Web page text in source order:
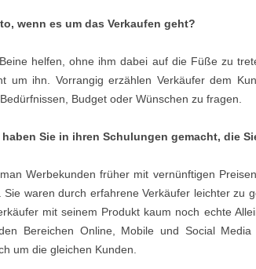
wenn es um das Verkaufen geht?
helfen, ohne ihm dabei auf die Füße zu
um ihn. Vorrangig erzählen Verkäufer dem
Budget oder Wünschen zu fragen.
Sie in ihren Schulungen gemacht, die
Werbekunden früher mit vernünftigen
Sie waren durch erfahrene Verkäufer leichter zu
mit seinem Produkt kaum noch echte
Bereichen Online, Mobile und Social
um die gleichen Kunden.